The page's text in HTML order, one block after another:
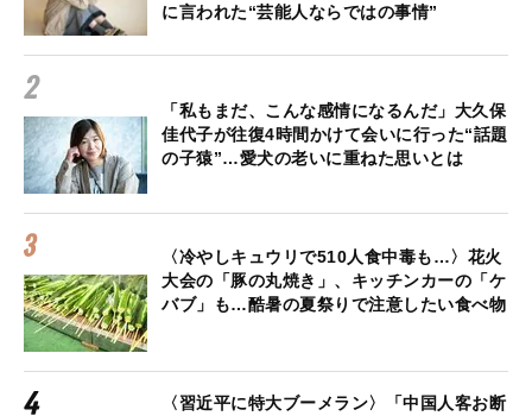
に言われた“芸能人ならではの事情”
「私もまだ、こんな感情になるんだ」大久保
佳代子が往復4時間かけて会いに行った“話題
の子猿”…愛犬の老いに重ねた思いとは
〈冷やしキュウリで510人食中毒も…〉花火
大会の「豚の丸焼き」、キッチンカーの「ケ
バブ」も…酷暑の夏祭りで注意したい食べ物
〈習近平に特大ブーメラン〉「中国人客お断